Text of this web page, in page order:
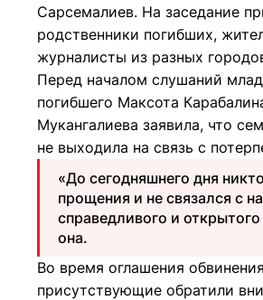
Сарсемалиев. На заседание
родственники погибших,
журналисты из разных
Перед началом слушаний
погибшего Максота
Мукангалиева заявила, что
не выходила на связь с
«До сегодняшнего дня
прощения и не связался с
справедливого и открытого
она.
Во время оглашения обвинения
присутствующие обратили